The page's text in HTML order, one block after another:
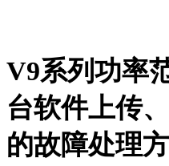
V9系列功率
台软件上传
的故障处理